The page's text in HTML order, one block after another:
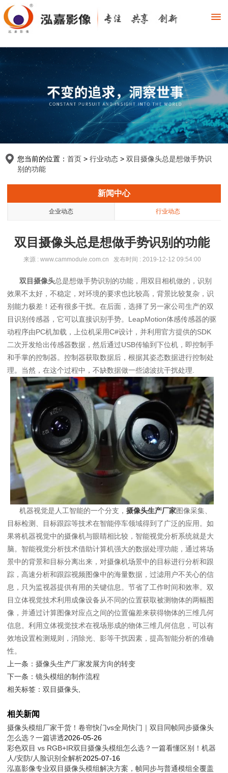
您当前的位置： 首页 > 行业动态 > 双目摄像头总是想做手势识
别的功能
新闻中心
企业动态 行业动态
双目摄像头总是想做手势识别的功能
来源 : www.cammodule.com.cn 发布时间 : 2019-12-12 09:54:00
双目摄像头总是想做手势识别的功能，用双目相机做的，识别
效果不太好，不稳定，对环境的要求也比较高，背景比较复杂，识
别能力极差！还有很多干扰。在后面，选择了另一家公司生产的双
目识别传感器，它可以直接识别手势。LeapMotion体感传感器的驱
动程序由PC机加载，上位机采用C#设计，并利用官方提供的SDK
二次开发给出传感器数据，然后通过USB传输到下位机，即控制手
和手掌的控制器。控制器获取数据后，根据其姿态数据进行控制处
理。当然，在这个过程中，不缺数据做一些滤波抗干扰处理.
机器视觉是人工智能的一个分支， 摄像头生产厂家图像采集、
目标检测、目标跟踪等技术在智能停车领域得到了广泛的应用。如
果将机器视觉中的摄像机与眼睛相比较，智能视觉分析系统就是大
脑。智能视觉分析技术借助计算机强大的数据处理功能，通过将场
景中的背景和目标分离出来，对摄像机场景中的目标进行分析和跟
踪，高速分析和跟踪视频图像中的海量数据，过滤用户不关心的信
息，只为监视器提供有用的关键信息。节省了工作时间和效率。双
目立体视觉技术利用成像设备从不同的位置获取被测物体的两幅图
像，并通过计算图像对应点之间的位置偏差来获得物体的三维几何
信息。利用立体视觉技术在视场形成的物体三维几何信息，可以有
效地设置检测规则，消除光、影等干扰因素，提高智能分析的准确
性。
上一条： 摄像头生产厂家发展方向的转变
下一条： 镜头模组的制作流程
相关标签： 双目摄像头
相关新闻
摄像头模组厂家干货！卷帘快门vs全局快门｜双目同帧同步摄像头
怎么选？一篇讲透2026-05-26
彩色双目 vs RGB+IR双目摄像头模组怎么选？一篇看懂区别！机器
人/安防/人脸识别全解析2025-07-16
泓嘉影像专业双目摄像头模组解决方案，帧同步与普通模组全覆盖